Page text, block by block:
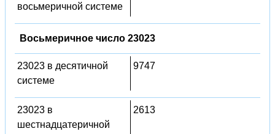
восьмеричной системе
Восьмеричное число 23023
23023 в десятичной
системе
9747
23023 в
шестнадцатеричной
2613